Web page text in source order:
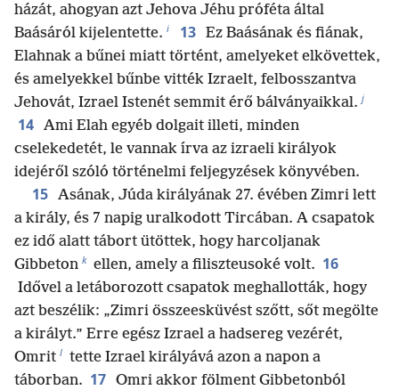
házát, ahogyan azt Jehova Jéhu próféta által
Baásáról kijelentette. i 13 Ez Baásának és fiának,
Elahnak a bűnei miatt történt, amelyeket elkövettek,
és amelyekkel bűnbe vitték Izraelt, felbosszantva
Jehovát, Izrael Istenét semmit érő bálványaikkal. j
14 Ami Elah egyéb dolgait illeti, minden
cselekedetét, le vannak írva az izraeli királyok
idejéről szóló történelmi feljegyzések könyvében.
15 Asának, Júda királyának 27. évében Zimri lett
a király, és 7 napig uralkodott Tircában. A csapatok
ez idő alatt tábort ütöttek, hogy harcoljanak
Gibbeton k ellen, amely a filiszteusoké volt. 16
Idővel a letáborozott csapatok meghallották, hogy
azt beszélik: „Zimri összeesküvést szőtt, sőt megölte
a királyt.” Erre egész Izrael a hadsereg vezérét,
Omrit l tette Izrael királyává azon a napon a
táborban. 17 Omri akkor fölment Gibbetonból